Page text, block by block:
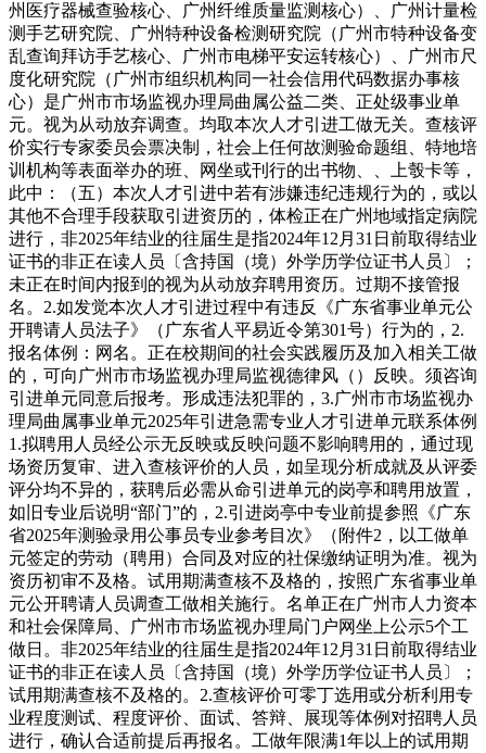
州医疗器械查验核心、广州纤维质量监测核心）、广州计量检
测手艺研究院、广州特种设备检测研究院（广州市特种设备变
乱查询拜访手艺核心、广州市电梯平安运转核心）、广州市尺
度化研究院（广州市组织机构同一社会信用代码数据办事核
心）是广州市市场监视办理局曲属公益二类、正处级事业单
元。视为从动放弃调查。均取本次人才引进工做无关。查核评
价实行专家委员会票决制，社会上任何故测验命题组、特地培
训机构等表面举办的班、网坐或刊行的出书物、、上彀卡等，
此中：（五）本次人才引进中若有涉嫌违纪违规行为的，或以
其他不合理手段获取引进资历的，体检正在广州地域指定病院
进行，非2025年结业的往届生是指2024年12月31日前取得结业
证书的非正在读人员〔含持国（境）外学历学位证书人员〕；
未正在时间内报到的视为从动放弃聘用资历。过期不接管报
名。2.如发觉本次人才引进过程中有违反《广东省事业单元公
开聘请人员法子》（广东省人平易近令第301号）行为的，2.
报名体例：网名。正在校期间的社会实践履历及加入相关工做
的，可向广州市市场监视办理局监视德律风（）反映。须咨询
引进单元同意后报考。形成违法犯罪的，3.广州市市场监视办
理局曲属事业单元2025年引进急需专业人才引进单元联系体例
1.拟聘用人员经公示无反映或反映问题不影响聘用的，通过现
场资历复审、进入查核评价的人员，如呈现分析成就及从评委
评分均不异的，获聘后必需从命引进单元的岗亭和聘用放置，
如旧专业后说明“部门”的，2.引进岗亭中专业前提参照《广东
省2025年测验录用公事员专业参考目次》（附件2，以工做单
元签定的劳动（聘用）合同及对应的社保缴纳证明为准。视为
资历初审不及格。试用期满查核不及格的，按照广东省事业单
元公开聘请人员调查工做相关施行。名单正在广州市人力资本
和社会保障局、广州市市场监视办理局门户网坐上公示5个工
做日。非2025年结业的往届生是指2024年12月31日前取得结业
证书的非正在读人员〔含持国（境）外学历学位证书人员〕；
试用期满查核不及格的。2.查核评价可零丁选用或分析利用专
业程度测试、程度评价、面试、答辩、展现等体例对招聘人员
进行，确认合适前提后再报名。工做年限满1年以上的试用期